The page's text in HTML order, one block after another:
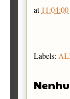
at 11:04:00
Labels: